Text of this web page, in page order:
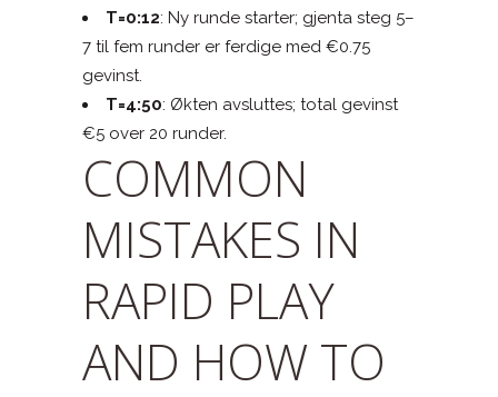
T=0:12: Ny runde starter; gjenta steg 5–
7 til fem runder er ferdige med €0.75
gevinst.
T=4:50: Økten avsluttes; total gevinst
€5 over 20 runder.
COMMON
MISTAKES IN
RAPID PLAY
AND HOW TO